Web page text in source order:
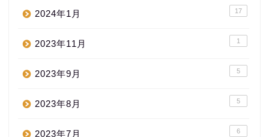
2024年1月 17
2023年11月 1
2023年9月 5
2023年8月 5
2023年7月 6